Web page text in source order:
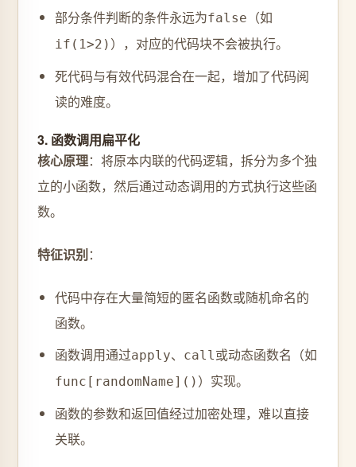
部分条件判断的条件永远为false （如
if(1>2) ），对应的代码块不会被执行。
死代码与有效代码混合在一起，增加了代码阅
读的难度。
3. 函数调用扁平化
核心原理：将原本内联的代码逻辑，拆分为多个独
立的小函数，然后通过动态调用的方式执行这些函
数。
特征识别：
代码中存在大量简短的匿名函数或随机命名的
函数。
函数调用通过apply、 call或动态函数名（如
func[randomName]() ）实现。
函数的参数和返回值经过加密处理，难以直接
关联。